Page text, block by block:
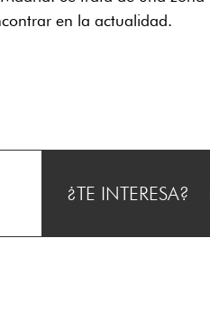
en la actualidad.
¿TE INTERESA?